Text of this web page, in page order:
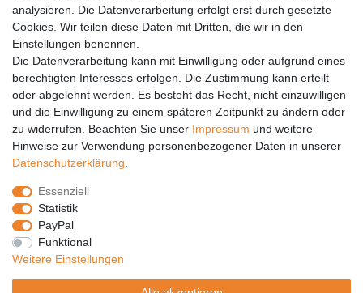
Vertrag widerrufen
PARTNER
DHL
GLS
PaketPLUS
SPONSORING
Malchower SV 90
Malchower Wölfe
ZERTIFIKATE
Händlerbund
analysieren. Die Datenverarbeitung erfolgt erst durch gesetzte
Cookies. Wir teilen diese Daten mit Dritten, die wir in den
Einstellungen benennen.
Die Datenverarbeitung kann mit Einwilligung oder aufgrund eines
berechtigten Interesses erfolgen. Die Zustimmung kann erteilt
oder abgelehnt werden. Es besteht das Recht, nicht einzuwilligen
und die Einwilligung zu einem späteren Zeitpunkt zu ändern oder
zu widerrufen. Beachten Sie unser Impressum und weitere
Hinweise zur Verwendung personenbezogener Daten in unserer
Daten­schutz­erklärung
Essenziell
Statistik
PayPal
Funktional
Weitere Einstellungen